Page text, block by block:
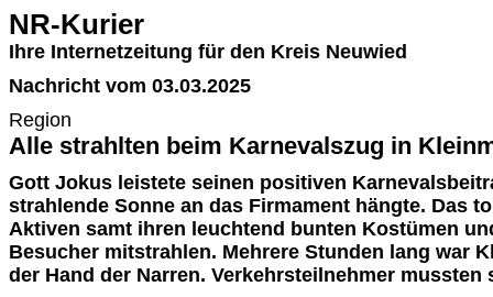
NR-Kurier
Ihre Internetzeitung für den Kreis Neuwied
Nachricht vom 03.03.2025
Region
Alle strahlten beim Karnevalszug in
Gott Jokus leistete seinen positiven
strahlende Sonne an das Firmament hängte. Das
Aktiven samt ihren leuchtend bunten Kostümen
Besucher mitstrahlen. Mehrere Stunden lang war
der Hand der Narren. Verkehrsteilnehmer mussten